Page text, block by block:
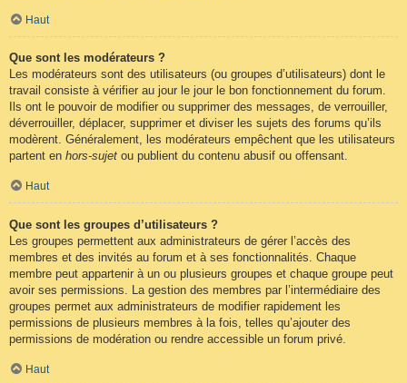
Haut
Que sont les modérateurs ?
Les modérateurs sont des utilisateurs (ou groupes d’utilisateurs) dont le
travail consiste à vérifier au jour le jour le bon fonctionnement du forum.
Ils ont le pouvoir de modifier ou supprimer des messages, de verrouiller,
déverrouiller, déplacer, supprimer et diviser les sujets des forums qu’ils
modèrent. Généralement, les modérateurs empêchent que les utilisateurs
partent en hors-sujet ou publient du contenu abusif ou offensant.
Haut
Que sont les groupes d’utilisateurs ?
Les groupes permettent aux administrateurs de gérer l’accès des
membres et des invités au forum et à ses fonctionnalités. Chaque
membre peut appartenir à un ou plusieurs groupes et chaque groupe peut
avoir ses permissions. La gestion des membres par l’intermédiaire des
groupes permet aux administrateurs de modifier rapidement les
permissions de plusieurs membres à la fois, telles qu’ajouter des
permissions de modération ou rendre accessible un forum privé.
Haut